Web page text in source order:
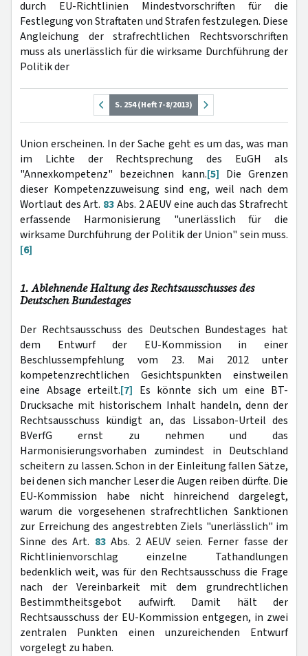
durch EU-Richtlinien Mindestvorschriften für die
Festlegung von Straftaten und Strafen festzulegen. Diese
Angleichung der strafrechtlichen Rechtsvorschriften
muss als unerlässlich für die wirksame Durchführung der
Politik der
S. 254 (Heft 7-8/2013)
Union erscheinen. In der Sache geht es um das, was man
im Lichte der Rechtsprechung des EuGH als
"Annexkompetenz" bezeichnen kann.[5] Die Grenzen
dieser Kompetenzzuweisung sind eng, weil nach dem
Wortlaut des Art. 83Abs. 2 AEUV eine auch das Strafrecht
erfassende Harmonisierung "unerlässlich für die
wirksame Durchführung der Politik der Union" sein muss.
[6]
1. Ablehnende Haltung des Rechtsausschusses des
Deutschen Bundestages
Der Rechtsausschuss des Deutschen Bundestages hat
dem Entwurf der EU-Kommission in einer
Beschlussempfehlung vom 23. Mai 2012 unter
kompetenzrechtlichen Gesichtspunkten einstweilen
eine Absage erteilt.[7] Es könnte sich um eine BT-
Drucksache mit historischem Inhalt handeln, denn der
Rechtsausschuss kündigt an, das Lissabon-Urteil des
BVerfG ernst zu nehmen und das
Harmonisierungsvorhaben zumindest in Deutschland
scheitern zu lassen. Schon in der Einleitung fallen Sätze,
bei denen sich mancher Leser die Augen reiben dürfte. Die
EU-Kommission habe nicht hinreichend dargelegt,
warum die vorgesehenen strafrechtlichen Sanktionen
zur Erreichung des angestrebten Ziels "unerlässlich" im
Sinne des Art. 83Abs. 2 AEUV seien. Ferner fasse der
Richtlinienvorschlag einzelne Tathandlungen
bedenklich weit, was für den Rechtsausschuss die Frage
nach der Vereinbarkeit mit dem grundrechtlichen
Bestimmtheitsgebot aufwirft. Damit hält der
Rechtsausschuss der EU-Kommission entgegen, in zwei
zentralen Punkten einen unzureichenden Entwurf
vorgelegt zu haben.